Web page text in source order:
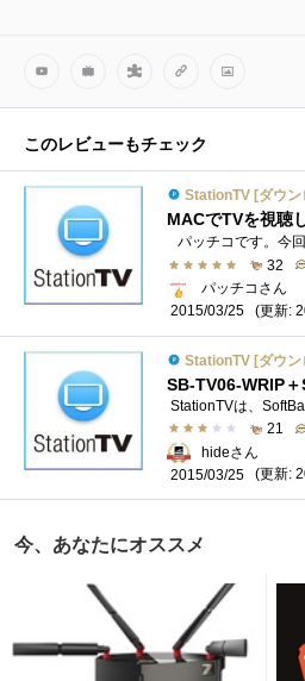
このレビューもチェック
StationTV [ダウン
MACでTVを視聴
32
パッチコさん
2015/03/25
(更新:
StationTV [ダウン
21
hideさん
2015/03/25
(更新:
今、あなたにオススメ